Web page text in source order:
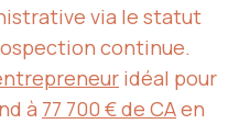
via le statut
continue.
idéal pour
à 77 700 € de CAen